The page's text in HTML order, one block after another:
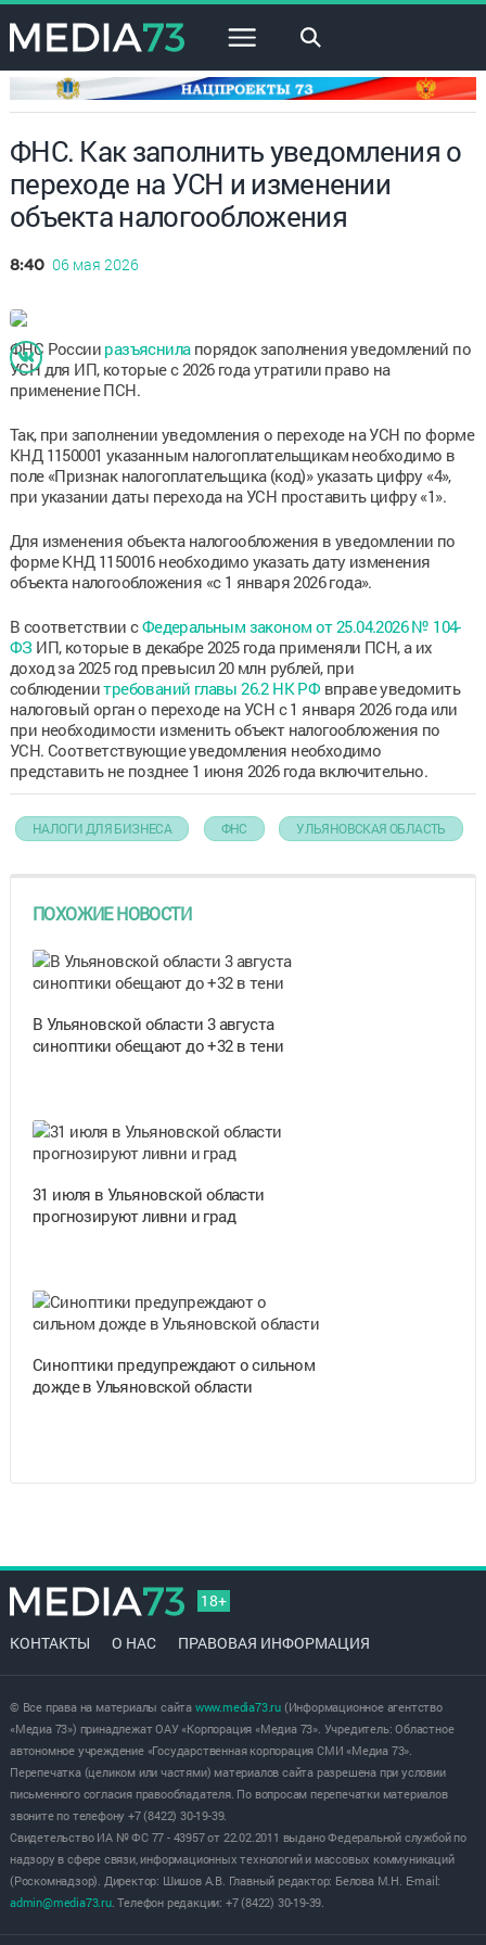
×
ФНС. Как заполнить уведомления о
переходе на УСН и изменении
объекта налогообложения
8:40 06 мая 2026
ФНС России разъяснилапорядок заполнения уведомлений по
УСН для ИП, которые с 2026 года утратили право на
применение ПСН.
Так, при заполнении уведомления о переходе на УСН по форме
КНД 1150001 указанным налогоплательщикам необходимо в
поле «Признак налогоплательщика (код)» указать цифру «4»,
при указании даты перехода на УСН проставить цифру «1».
Для изменения объекта налогообложения в уведомлении по
форме КНД 1150016 необходимо указать дату изменения
объекта налогообложения «с 1 января 2026 года».
В соответствии сФедеральным законом от 25.04.2026 № 104-
ФЗ ИП, которые в декабре 2025 года применяли ПСН, а их
доход за 2025 год превысил 20 млн рублей, при
соблюдениитребований главы 26.2 НК РФ вправе уведомить
налоговый орган о переходе на УСН с 1 января 2026 года или
при необходимости изменить объект налогообложения по
УСН. Соответствующие уведомления необходимо
представить не позднее 1 июня 2026 года включительно.
НАЛОГИ ДЛЯ БИЗНЕСА ФНС УЛЬЯНОВСКАЯ ОБЛАСТЬ
ПОХОЖИЕ НОВОСТИ
В Ульяновской области 3 августа
синоптики обещают до +32 в тени
31 июля в Ульяновской области
прогнозируют ливни и град
Синоптики предупреждают о сильном
дожде в Ульяновской области
18+
КОНТАКТЫ О НАС ПРАВОВАЯ ИНФОРМАЦИЯ
© Все права на материалы сайта www.media73.ru(Информационное агентство
«Медиа 73») принадлежат ОАУ «Корпорация «Медиа 73». Учредитель: Областное
автономное учреждение «Государственная корпорация СМИ «Медиа 73».
Перепечатка (целиком или частями) материалов сайта разрешена при условии
письменного согласия правообладателя. По вопросам перепечатки материалов
звоните по телефону +7 (8422) 30-19-39.
Свидетельство ИА № ФС 77 - 43957 от 22.02.2011 выдано Федеральной службой по
надзору в сфере связи, информационных технологий и массовых коммуникаций
(Роскомнадзор). Директор: Шишов А.В. Главный редактор: Белова М.Н. E-mail:
admin@media73.ru. Телефон редакции: +7 (8422) 30-19-39.